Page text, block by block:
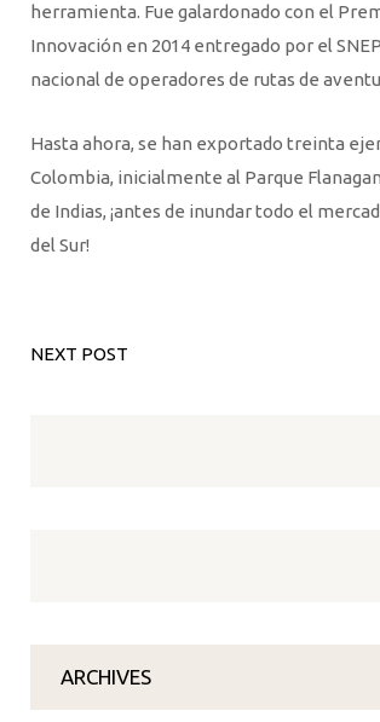
herramienta. Fue galardonado con el
Innovación en 2014 entregado por el
nacional de operadores de rutas de
Hasta ahora, se han exportado treinta
Colombia, inicialmente al Parque
de Indias, ¡antes de inundar todo el
del Sur!
NEXT POST
ARCHIVES